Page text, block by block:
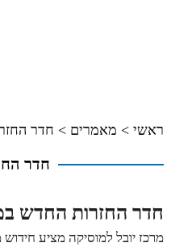
ראשי> מאמרים > חדר
חדר
חדר החזרות החדש
מרכז יובל למוסיקה מציע